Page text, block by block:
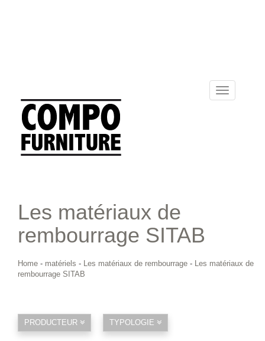
Toggle
navigation
Les matériaux de
rembourrage SITAB
Home - matériels - Les matériaux de rembourrage - Les matériaux de
rembourrage SITAB
PRODUCTEUR TYPOLOGIE